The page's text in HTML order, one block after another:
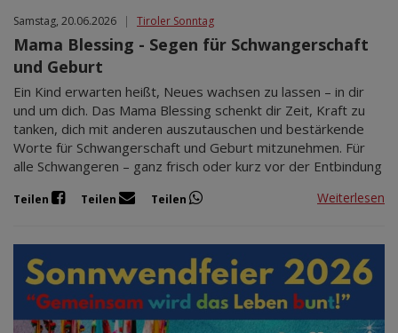
Samstag, 20.06.2026 | Tiroler Sonntag
Mama Blessing - Segen für Schwangerschaft
und Geburt
Ein Kind erwarten heißt, Neues wachsen zu lassen – in dir
und um dich. Das Mama Blessing schenkt dir Zeit, Kraft zu
tanken, dich mit anderen auszutauschen und bestärkende
Worte für Schwangerschaft und Geburt mitzunehmen. Für
alle Schwangeren – ganz frisch oder kurz vor der Entbindung
Teilen Teilen Teilen Weiterlesen